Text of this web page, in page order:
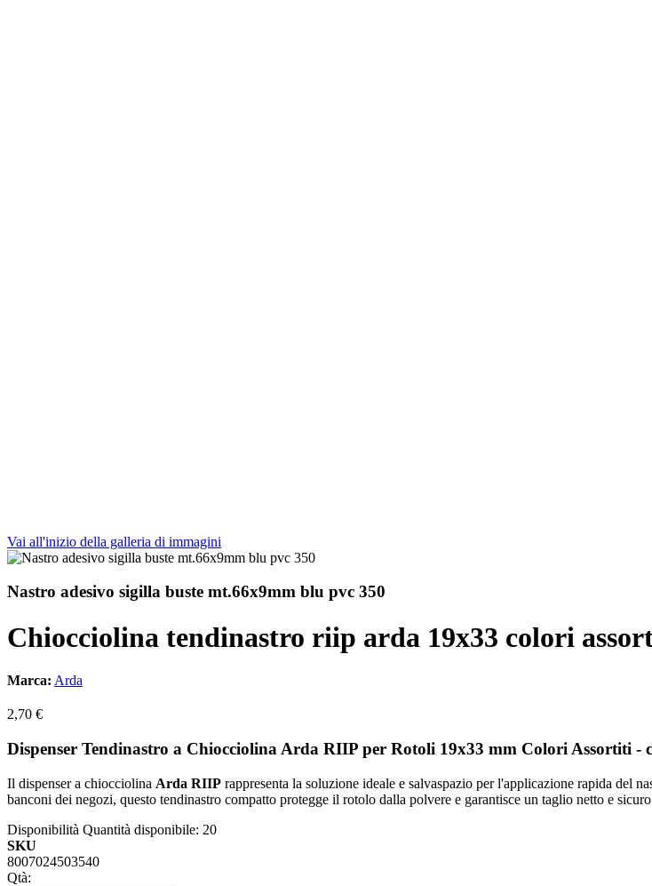
Vai all'inizio della galleria di immagini
Nastro adesivo sigilla buste mt.66x9mm blu pvc 350
Chiocciolina tendinastro riip arda 19x33 colori
Marca: Arda
2,70 €
Dispenser Tendinastro a Chiocciolina Arda RIIP per Rotoli 19x33 mm Colori Assortiti -
Il dispenser a chiocciolina Arda RIIP rappresenta la soluzione ideale e salvaspazio per l'applicazione rapida del
banconi dei negozi, questo tendinastro compatto protegge il rotolo dalla polvere e garantisce un taglio netto e
Disponibilità Quantità disponibile: 20
SKU
8007024503540
Qtà: